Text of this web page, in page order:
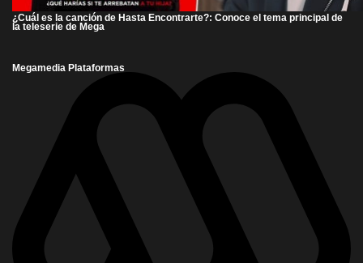
¿Cuál es la canción de Hasta Encontrarte?: Conoce el tema principal de
la teleserie de Mega
Megamedia Plataformas